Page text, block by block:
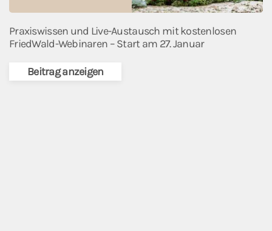
Praxiswissen und Live-Austausch mit kostenlosen
FriedWald-Webinaren – Start am 27. Januar
Beitrag anzeigen